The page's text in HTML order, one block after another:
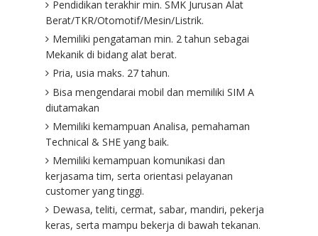
Pendidikan terakhir min. SMK Jurusan Alat
Berat/TKR/Otomotif/Mesin/Listrik.
Memiliki pengataman min. 2 tahun sebagai
Mekanik di bidang alat berat.
Pria, usia maks. 27 tahun.
Bisa mengendarai mobil dan memiliki SIM A
diutamakan
Memiliki kemampuan Analisa, pemahaman
Technical & SHE yang baik.
Memiliki kemampuan komunikasi dan
kerjasama tim, serta orientasi pelayanan
customer yang tinggi.
Dewasa, teliti, cermat, sabar, mandiri, pekerja
keras, serta mampu bekerja di bawah tekanan.